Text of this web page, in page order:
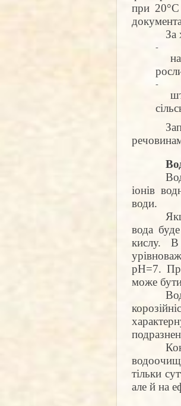
при 20°С
За
іонів
води.
вода
кислу. В
рН=7.
може
тільки
але й на